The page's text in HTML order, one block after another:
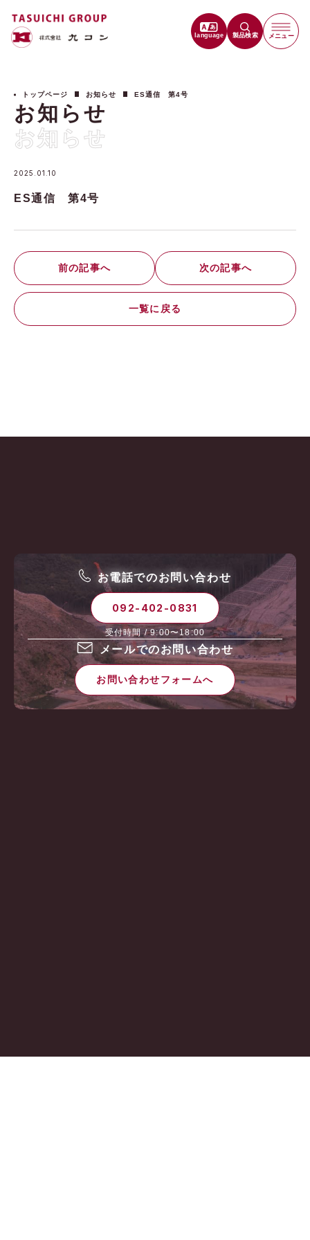
language 製品検索 メニュー
トップページ お知らせ ES通信 第4号
お知らせ
お知らせ
2025.01.10
ES通信 第4号
前の記事へ 次の記事へ
一覧に戻る
お電話でのお問い合わせ
092-402-0831
受付時間 / 9:00〜18:00
メールでのお問い合わせ
お問い合わせフォームへ